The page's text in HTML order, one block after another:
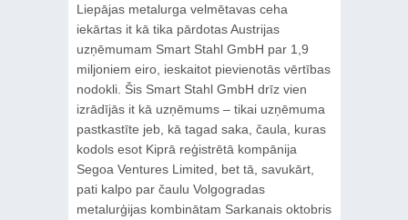
Liepājas metalurga velmētavas ceha
iekārtas it kā tika pārdotas Austrijas
uzņēmumam Smart Stahl GmbH par 1,9
miljoniem eiro, ieskaitot pievienotās vērtības
nodokli. Šis Smart Stahl GmbH drīz vien
izrādījās it kā uzņēmums – tikai uzņēmuma
pastkastīte jeb, kā tagad saka, čaula, kuras
kodols esot Kiprā reģistrētā kompānija
Segoa Ventures Limited, bet tā, savukārt,
pati kalpo par čaulu Volgogradas
metalurģijas kombinātam Sarkanais oktobris